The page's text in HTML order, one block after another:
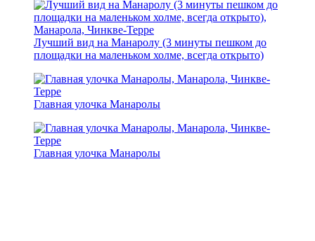
Лучший вид на Манаролу (3 минуты пешком до
площадки на маленьком холме, всегда открыто)
Главная улочка Манаролы
Главная улочка Манаролы